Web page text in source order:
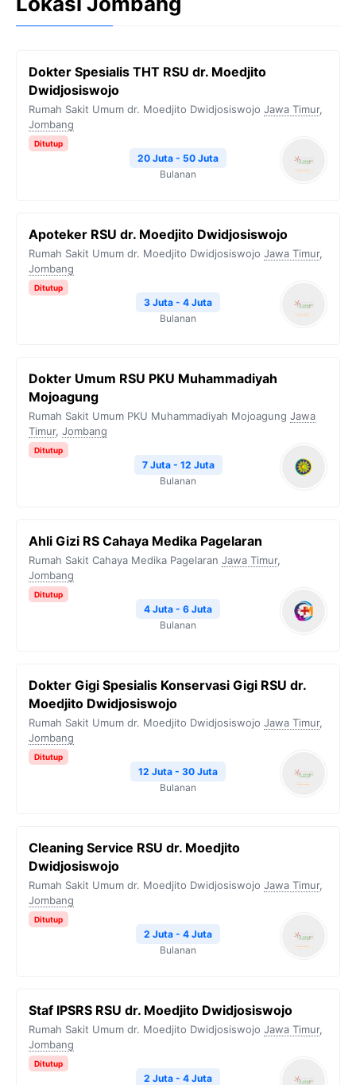
Dokter Spesialis THT RSU dr. Moedjito
Dwidjosiswojo
Rumah Sakit Umum dr. Moedjito Dwidjosiswojo Jawa Timur,
Jombang
Ditutup
20 Juta - 50 Juta
Bulanan
Apoteker RSU dr. Moedjito Dwidjosiswojo
Rumah Sakit Umum dr. Moedjito Dwidjosiswojo Jawa Timur,
Jombang
Ditutup
3 Juta - 4 Juta
Bulanan
Dokter Umum RSU PKU Muhammadiyah
Mojoagung
Rumah Sakit Umum PKU Muhammadiyah Mojoagung Jawa
Timur, Jombang
Ditutup
7 Juta - 12 Juta
Bulanan
Ahli Gizi RS Cahaya Medika Pagelaran
Rumah Sakit Cahaya Medika Pagelaran Jawa Timur,
Jombang
Ditutup
4 Juta - 6 Juta
Bulanan
Dokter Gigi Spesialis Konservasi Gigi RSU dr.
Moedjito Dwidjosiswojo
Rumah Sakit Umum dr. Moedjito Dwidjosiswojo Jawa Timur,
Jombang
Ditutup
12 Juta - 30 Juta
Bulanan
Cleaning Service RSU dr. Moedjito
Dwidjosiswojo
Rumah Sakit Umum dr. Moedjito Dwidjosiswojo Jawa Timur,
Jombang
Ditutup
2 Juta - 4 Juta
Bulanan
Staf IPSRS RSU dr. Moedjito Dwidjosiswojo
Rumah Sakit Umum dr. Moedjito Dwidjosiswojo Jawa Timur,
Jombang
Ditutup
2 Juta - 4 Juta